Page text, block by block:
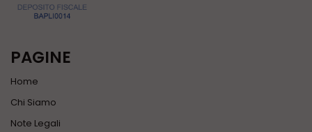
PAGINE
Home
Chi Siamo
Note Legali